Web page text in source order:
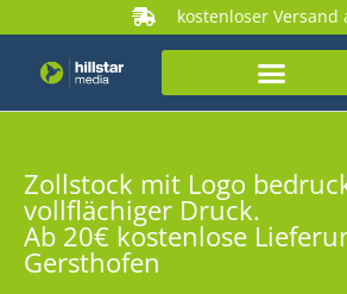
kostenloser Versand
Zollstock mit Logo
vollflächiger Druck.
Ab 20€ kostenlose
Gersthofen